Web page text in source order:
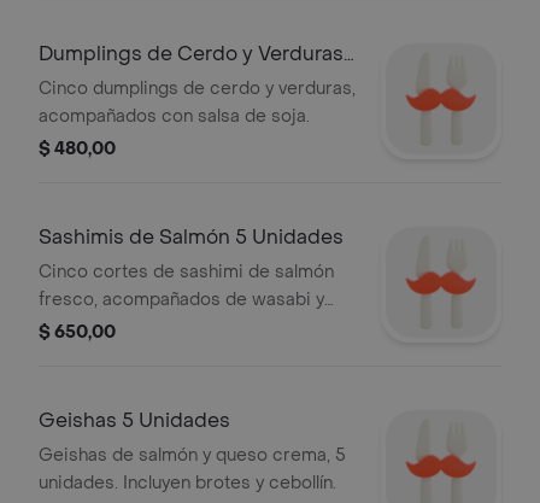
Dumplings de Cerdo y Verduras
5 Unidades
Cinco dumplings de cerdo y verduras,
acompañados con salsa de soja.
$ 480,00
Sashimis de Salmón 5 Unidades
Cinco cortes de sashimi de salmón
fresco, acompañados de wasabi y
jengibre encurtido.
$ 650,00
Geishas 5 Unidades
Geishas de salmón y queso crema, 5
unidades. Incluyen brotes y cebollín.